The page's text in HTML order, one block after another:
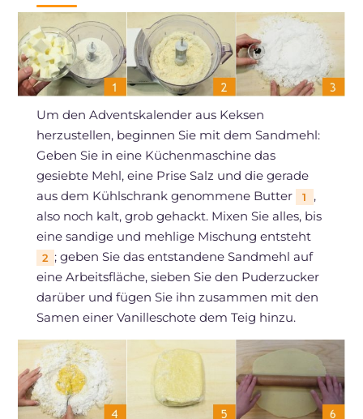
Um den Adventskalender aus Keksen
herzustellen, beginnen Sie mit dem Sandmehl:
Geben Sie in eine Küchenmaschine das
gesiebte Mehl, eine Prise Salz und die gerade
aus dem Kühlschrank genommene Butter
1
,
also noch kalt, grob gehackt. Mixen Sie alles, bis
eine sandige und mehlige Mischung entsteht
2 ; geben Sie das entstandene Sandmehl auf
eine Arbeitsfläche, sieben Sie den Puderzucker
darüber und fügen Sie ihn zusammen mit den
Samen einer Vanilleschote dem Teig hinzu.